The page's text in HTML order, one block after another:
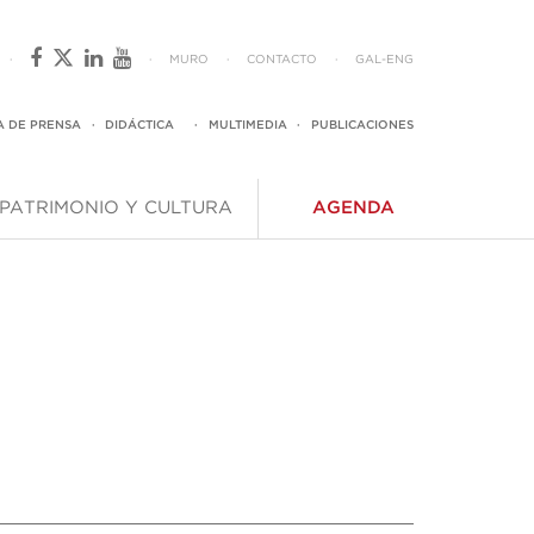
· · MURO · CONTACTO · GAL- ENG
DE PRENSA · DIDÁCTICA · MULTIMEDIA · PUBLICACIONES
PATRIMONIO Y CULTURA AGENDA